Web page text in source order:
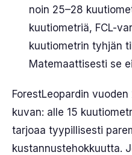
noin 25–28
kuutiometriä, FCL-
kuutiometrin tyhjän
Matemaattisesti se
ForestLeopardin
kuvan: alle 15
tarjoaa tyypillisesti
kustannustehokkuutta.